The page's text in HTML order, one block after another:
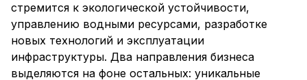
стремится к экологической устойчивости,
управлению водными ресурсами, разработке
новых технологий и эксплуатации
инфраструктуры. Два направления бизнеса
выделяются на фоне остальных: уникальные